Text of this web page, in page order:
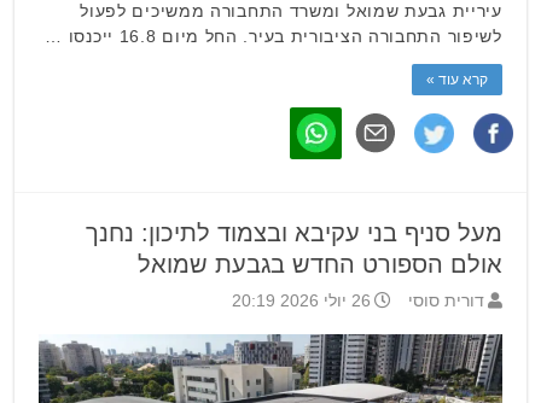
עיריית גבעת שמואל ומשרד התחבורה ממשיכים לפעול
לשיפור התחבורה הציבורית בעיר. החל מיום 16.8 ייכנסו …
קרא עוד »
מעל סניף בני עקיבא ובצמוד לתיכון: נחנך
אולם הספורט החדש בגבעת שמואל
דורית סוסי 26 יולי 2026 20:19